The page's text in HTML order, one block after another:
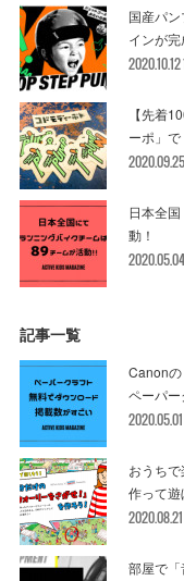
国産パ
インが完
【先着
ーポ」
日本全
動！
記事一覧
Canon
ペーパ
おうち
作って遊
部屋で